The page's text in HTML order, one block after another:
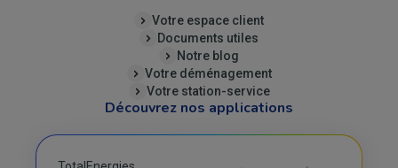
Votre espace client
Documents utiles
Notre blog
Votre déménagement
Votre station-service
Découvrez nos applications